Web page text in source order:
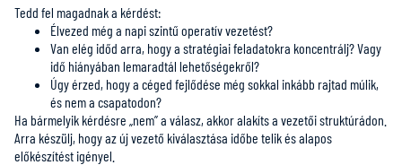
Tedd fel magadnak a kérdést:
Élvezed még a napi szintű operatív vezetést?
Van elég időd arra, hogy a stratégiai feladatokra koncentrálj? Vagy
idő hiányában lemaradtál lehetőségekről?
Úgy érzed, hogy a céged fejlődése még sokkal inkább rajtad múlik,
és nem a csapatodon?
Ha bármelyik kérdésre „nem” a válasz, akkor alakíts a vezetői struktúrádon.
Arra készülj, hogy az új vezető kiválasztása időbe telik és alapos
előkészítést igényel.